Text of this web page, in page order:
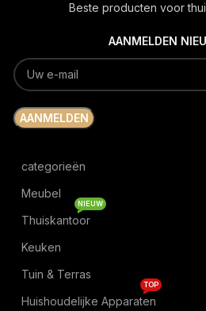
Beste producten voor
AANMELDEN
categorieën
Meubel
Thuiskantoor
NIEUW
Keuken
Tuin & Terras
Huishoudelijke Apparaten
TOP